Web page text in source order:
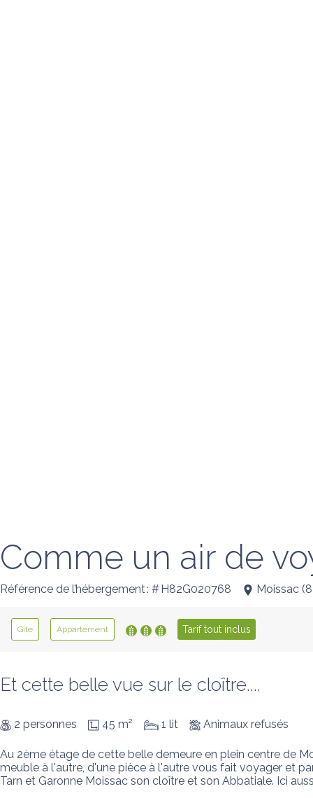
Comme un air de
Référence de l’hébergement : # H82G020768 Moissac (
Gîte Appartement Tarif tout inclus
Et cette belle vue sur le cloître....
2 personnes 45 m² 1 lit Animaux refusés
Au 2ème étage de cette belle demeure en plein centre de
meuble à l'autre, d'une pièce à l'autre vous fait voyager et
Tarn et Garonne Moissac son cloître et son Abbatiale. Ici